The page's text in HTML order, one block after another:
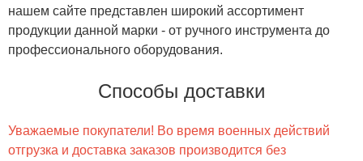
нашем сайте представлен широкий ассортимент
продукции данной марки - от ручного инструмента до
профессионального оборудования.
Способы доставки
Уважаемые покупатели! Во время военных действий
отгрузка и доставка заказов производится без